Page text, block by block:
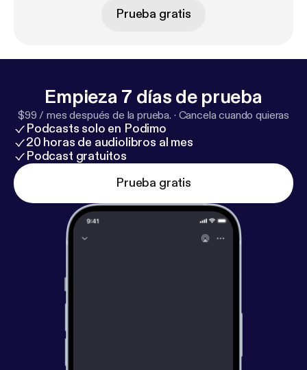
Prueba gratis
Empieza 7 días de prueba
$99 / mes después de la prueba. · Cancela cuando quieras
Podcasts solo en Podimo
20 horas de audiolibros al mes
Podcast gratuitos
Prueba gratis